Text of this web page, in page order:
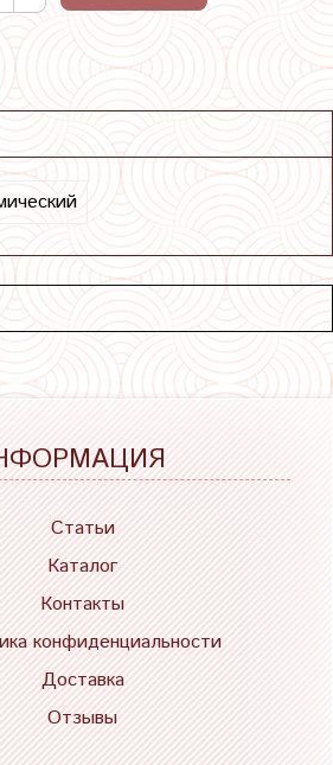
Статьи
Каталог
Контакты
конфиденциальности
Доставка
Отзывы